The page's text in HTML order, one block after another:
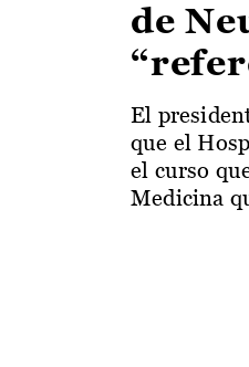
de
El
que el
el curso
Medicina